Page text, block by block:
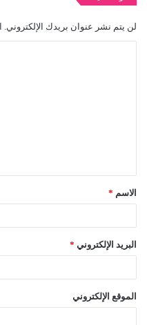
لن يتم نشر عنوان بريدك الإلكتروني.
ق
*الاسم *
البريد الإلكتروني *
الموقع الإلكتروني